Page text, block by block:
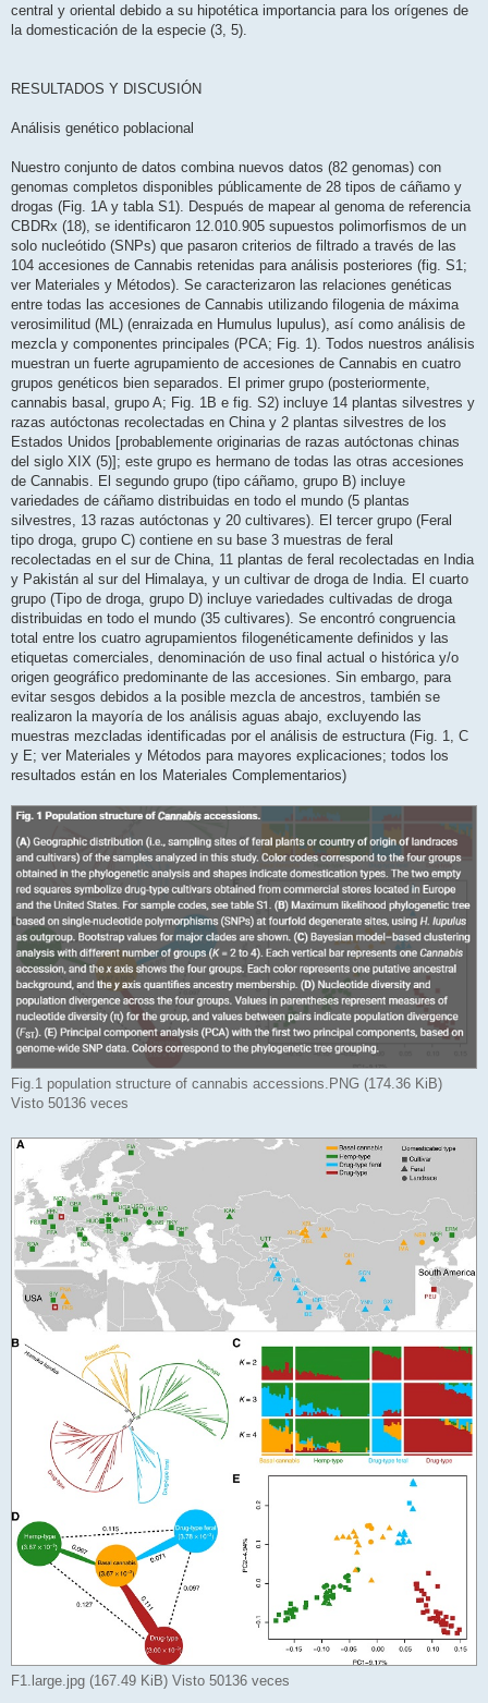
central y oriental debido a su hipotética importancia para los orígenes de
la domesticación de la especie (3, 5).
RESULTADOS Y DISCUSIÓN
Análisis genético poblacional
Nuestro conjunto de datos combina nuevos datos (82 genomas) con
genomas completos disponibles públicamente de 28 tipos de cáñamo y
drogas (Fig. 1A y tabla S1). Después de mapear al genoma de referencia
CBDRx (18), se identificaron 12.010.905 supuestos polimorfismos de un
solo nucleótido (SNPs) que pasaron criterios de filtrado a través de las
104 accesiones de Cannabis retenidas para análisis posteriores (fig. S1;
ver Materiales y Métodos). Se caracterizaron las relaciones genéticas
entre todas las accesiones de Cannabis utilizando filogenia de máxima
verosimilitud (ML) (enraizada en Humulus lupulus), así como análisis de
mezcla y componentes principales (PCA; Fig. 1). Todos nuestros análisis
muestran un fuerte agrupamiento de accesiones de Cannabis en cuatro
grupos genéticos bien separados. El primer grupo (posteriormente,
cannabis basal, grupo A; Fig. 1B e fig. S2) incluye 14 plantas silvestres y
razas autóctonas recolectadas en China y 2 plantas silvestres de los
Estados Unidos [probablemente originarias de razas autóctonas chinas
del siglo XIX (5)]; este grupo es hermano de todas las otras accesiones
de Cannabis. El segundo grupo (tipo cáñamo, grupo B) incluye
variedades de cáñamo distribuidas en todo el mundo (5 plantas
silvestres, 13 razas autóctonas y 20 cultivares). El tercer grupo (Feral
tipo droga, grupo C) contiene en su base 3 muestras de feral
recolectadas en el sur de China, 11 plantas de feral recolectadas en India
y Pakistán al sur del Himalaya, y un cultivar de droga de India. El cuarto
grupo (Tipo de droga, grupo D) incluye variedades cultivadas de droga
distribuidas en todo el mundo (35 cultivares). Se encontró congruencia
total entre los cuatro agrupamientos filogenéticamente definidos y las
etiquetas comerciales, denominación de uso final actual o histórica y/o
origen geográfico predominante de las accesiones. Sin embargo, para
evitar sesgos debidos a la posible mezcla de ancestros, también se
realizaron la mayoría de los análisis aguas abajo, excluyendo las
muestras mezcladas identificadas por el análisis de estructura (Fig. 1, C
y E; ver Materiales y Métodos para mayores explicaciones; todos los
resultados están en los Materiales Complementarios)
Fig.1 population structure of cannabis accessions.PNG (174.36 KiB)
Visto 50136 veces
F1.large.jpg (167.49 KiB) Visto 50136 veces